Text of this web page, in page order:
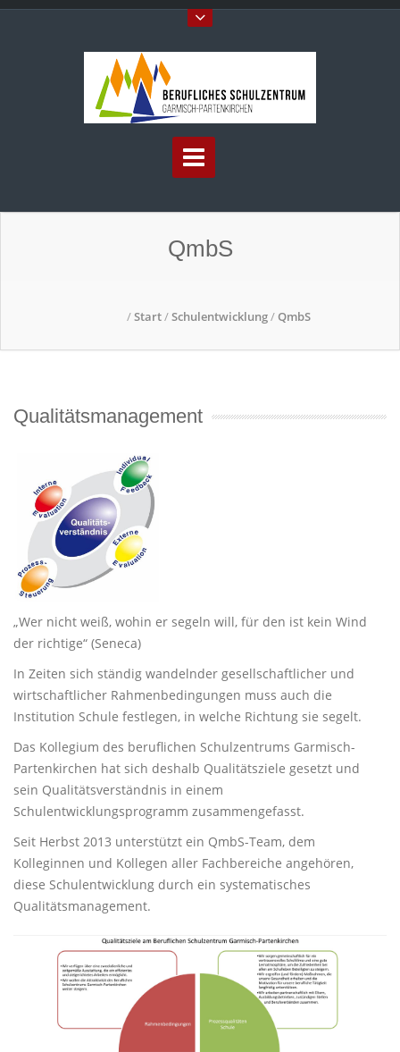
QmbS
/Start/Schulentwicklung/QmbS
Qualitätsmanagement
„Wer nicht weiß, wohin er segeln will, für den ist kein Wind
der richtige“ (Seneca)
In Zeiten sich ständig wandelnder gesellschaftlicher und
wirtschaftlicher Rahmenbedingungen muss auch die
Institution Schule festlegen, in welche Richtung sie segelt.
Das Kollegium des beruflichen Schulzentrums Garmisch-
Partenkirchen hat sich deshalb Qualitätsziele gesetzt und
sein Qualitätsverständnis in einem
Schulentwicklungsprogramm zusammengefasst.
Seit Herbst 2013 unterstützt ein QmbS-Team, dem
Kolleginnen und Kollegen aller Fachbereiche angehören,
diese Schulentwicklung durch ein systematisches
Qualitätsmanagement.